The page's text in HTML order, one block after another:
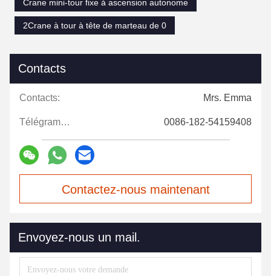
Crane mini-tour fixe à ascension autonome
2Crane à tour à tête de marteau de 0
Contacts
Contacts: Mrs. Emma
Télégramme: 0086-182-54159408
Contactez-nous maintenant
Envoyez-nous un mail.